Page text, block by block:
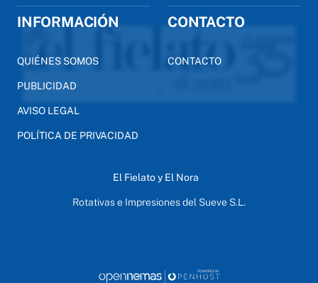
INFORMACIÓN
QUIÉNES SOMOS
PUBLICIDAD
AVISO LEGAL
POLÍTICA DE PRIVACIDAD
CONTACTO
CONTACTO
El Fielato y El Nora
Rotativas e Impresiones del Sueve S.L.